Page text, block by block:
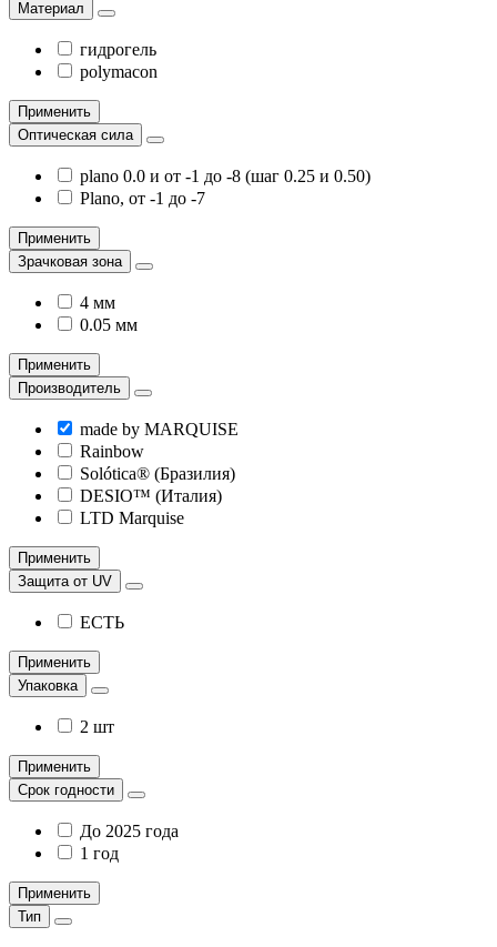
Материал
гидрогель
polymacon
Применить
Оптическая сила
plano 0.0 и от -1 до -8 (шаг 0.25 и 0.50)
Plano, от -1 до -7
Применить
Зрачковая зона
4 мм
0.05 мм
Применить
Производитель
made by MARQUISE
Rainbow
Solótica® (Бразилия)
DESIO™ (Италия)
LTD Marquise
Применить
Защита от UV
ЕСТЬ
Применить
Упаковка
2 шт
Применить
Срок годности
До 2025 года
1 год
Применить
Тип